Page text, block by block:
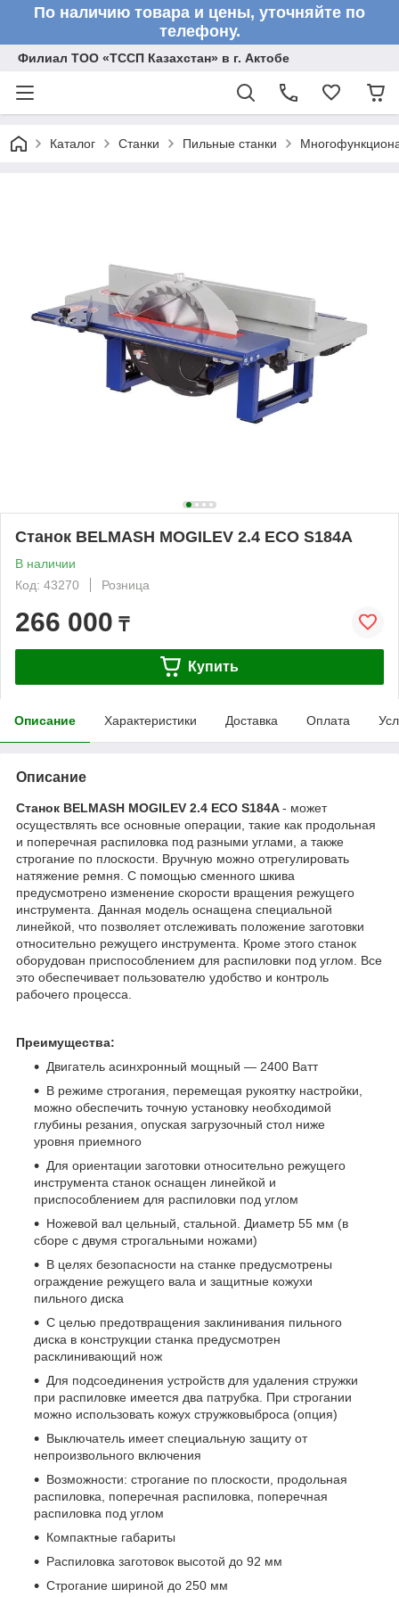
По наличию товара и цены, уточняйте по
телефону.
Филиал ТОО «ТССП Казахстан» в г. Актобе
Каталог Станки Пильные станки
Станок BELMASH MOGILEV 2.4 ECO S184A
В наличии
Код: 43270
Розница
266 000 ₸
Купить
Описание Характеристики Доставка Оплата
Описание
Станок BELMASH MOGILEV 2.4 ECO S184A- может
осуществлять все основные операции, такие как продольная
и поперечная распиловка под разными углами, а также
строгание по плоскости. Вручную можно отрегулировать
натяжение ремня. С помощью сменного шкива
предусмотрено изменение скорости вращения режущего
инструмента. Данная модель оснащена специальной
линейкой, что позволяет отслеживать положение заготовки
относительно режущего инструмента. Кроме этого станок
оборудован приспособлением для распиловки под углом. Все
это обеспечивает пользователю удобство и контроль
рабочего процесса.
Преимущества:
Двигатель асинхронный мощный — 2400 Ватт
В режиме строгания, перемещая рукоятку настройки,
можно обеспечить точную установку необходимой
глубины резания, опуская загрузочный стол ниже
уровня приемного
Для ориентации заготовки относительно режущего
инструмента станок оснащен линейкой и
приспособлением для распиловки под углом
Ножевой вал цельный, стальной. Диаметр 55 мм (в
сборе с двумя строгальными ножами)
В целях безопасности на станке предусмотрены
ограждение режущего вала и защитные кожухи
пильного диска
С целью предотвращения заклинивания пильного
диска в конструкции станка предусмотрен
расклинивающий нож
Для подсоединения устройств для удаления стружки
при распиловке имеется два патрубка. При строгании
можно использовать кожух стружковыброса (опция)
Выключатель имеет специальную защиту от
непроизвольного включения
Возможности: строгание по плоскости, продольная
распиловка, поперечная распиловка, поперечная
распиловка под углом
Компактные габариты
Распиловка заготовок высотой до 92 мм
Строгание шириной до 250 мм